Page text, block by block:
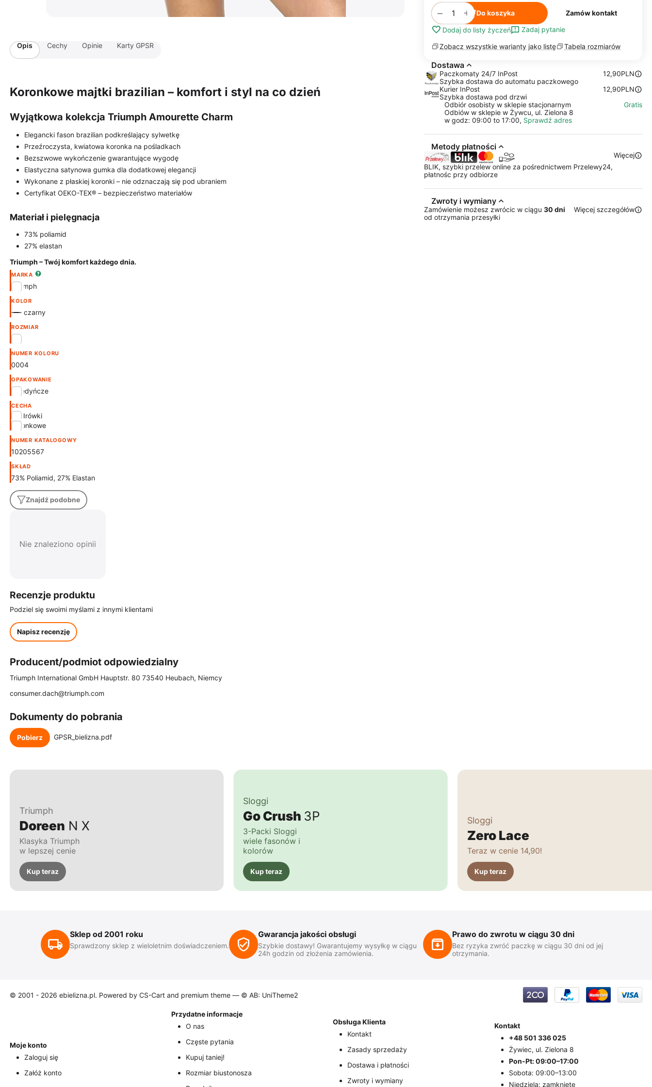
+
− Do koszyka Zamów kontakt
Dodaj do listy życzeń Zadaj pytanie
Zobacz wszystkie warianty jako listę Tabela rozmiarów
Dostawa
Paczkomaty 24/7 InPost
Szybka dostawa do automatu paczkowego
12,90PLN
Kurier InPost
Szybka dostawa pod drzwi
12,90PLN
Odbiór osobisty w sklepie stacjonarnym
Odbiów w sklepie w Żywcu, ul. Zielona 8
w godz: 09:00 to 17:00, Sprawdź adres
Gratis
Metody płatności
BLIK, szybki przelew online za pośrednictwem Przelewy24,
płatnośc przy odbiorze
Więcej
Zwroty i wymiany
Zamówienie możesz zwrócic w ciągu 30 dni
od otrzymania przesyłki
Więcej szczegółów
Opis Cechy Opinie Karty GPSR
Koronkowe majtki brazilian – komfort i styl na co dzień
Wyjątkowa kolekcja Triumph Amourette Charm
Elegancki fason brazilian podkreślający sylwetkę
Przeźroczysta, kwiatowa koronka na pośladkach
Bezszwowe wykończenie gwarantujące wygodę
Elastyczna satynowa gumka dla dodatkowej elegancji
Wykonane z płaskiej koronki – nie odznaczają się pod ubraniem
Certyfikat OEKO-TEX® – bezpieczeństwo materiałów
Materiał i pielęgnacja
73% poliamid
27% elastan
Triumph – Twój komfort każdego dnia.
MARKA
Triumph
KOLOR
czarny
ROZMIAR
36
NUMER KOLORU
0004
OPAKOWANIE
pojedyńcze
CECHA
biodrówki
koronkowe
NUMER KATALOGOWY
10205567
SKŁAD
73% Poliamid, 27% Elastan
Znajdź podobne
Nie znaleziono opinii
Recenzje produktu
Podziel się swoimi myślami z innymi klientami
Napisz recenzję
Producent/podmiot odpowiedzialny
Triumph International GmbH Hauptstr. 80 73540 Heubach, Niemcy
consumer.dach@triumph.com
Dokumenty do pobrania
Pobierz GPSR_bielizna.pdf
Triumph
Doreen N X
Klasyka Triumph
w lepszej cenie
Kup teraz
Sloggi
Go Crush 3P
3-Packi Sloggi
wiele fasonów i
kolorów
Kup teraz
Sloggi
Zero Lace
Teraz w cenie 14,90!
Kup teraz
Sklep od 2001 roku
Sprawdzony sklep z wieloletnim doświadczeniem.
Gwarancja jakości obsługi
Szybkie dostawy! Gwarantujemy wysyłkę w ciągu
24h godzin od złożenia zamówienia.
Prawo do zwrotu w ciągu 30 dni
Bez ryzyka zwróć paczkę w ciągu 30 dni od jej
otrzymania.
© 2001 - 2026 ebielizna.pl. Powered by CS-Cart and premium theme — © AB: UniTheme2
Moje konto
Zaloguj się
Załóż konto
Przydatne informacje
O nas
Częste pytania
Kupuj taniej!
Rozmiar biustonosza
Obsługa Klienta
Kontakt
Zasady sprzedaży
Dostawa i płatności
Zwroty i wymiany
Kontakt
+48 501 336 025
Żywiec, ul. Zielona 8
Pon-Pt: 09:00–17:00
Sobota: 09:00–13:00
Niedziela: zamknięte